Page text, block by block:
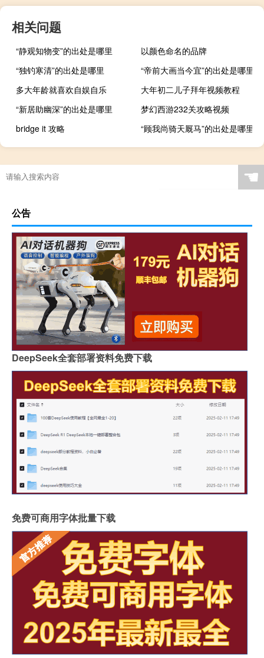
相关问题
“静观知物变”的出处是哪里
以颜色命名的品牌
“独钓寒清”的出处是哪里
“帝前大画当今宜”的出处是哪里
多大年龄就喜欢自娱自乐
大年初二儿子拜年视频教程
“新居助幽深”的出处是哪里
梦幻西游232关攻略视频
bridge it 攻略
“顾我尚骑天厩马”的出处是哪里
☚
公告
DeepSeek全套部署资料免费下载
免费可商用字体批量下载